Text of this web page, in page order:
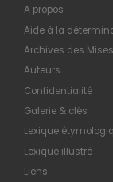
A propos
Aide à la
Archives des
Auteurs
Confidentialité
Galerie & clés
Lexique
Lexique illustré
Liens